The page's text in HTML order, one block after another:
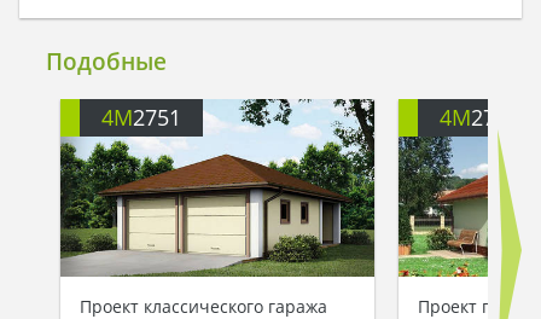
Подобные
4M2751
Проект классического гаража
4M2770
Проект